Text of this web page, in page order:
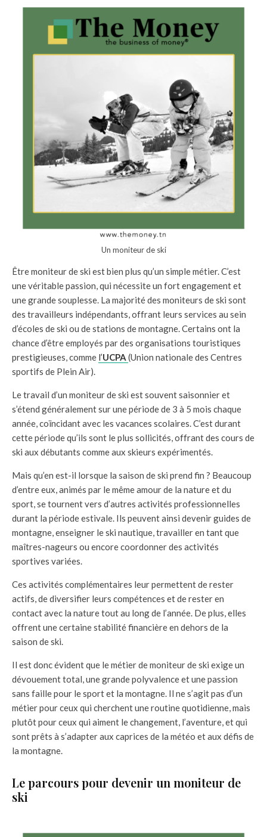
Un moniteur de ski
Être moniteur de ski est bien plus qu’un simple métier. C’est
une véritable passion, qui nécessite un fort engagement et
une grande souplesse. La majorité des moniteurs de ski sont
des travailleurs indépendants, offrant leurs services au sein
d’écoles de ski ou de stations de montagne. Certains ont la
chance d’être employés par des organisations touristiques
prestigieuses, comme l’UCPA (Union nationale des Centres
sportifs de Plein Air).
Le travail d’un moniteur de ski est souvent saisonnier et
s’étend généralement sur une période de 3 à 5 mois chaque
année, coïncidant avec les vacances scolaires. C’est durant
cette période qu’ils sont le plus sollicités, offrant des cours de
ski aux débutants comme aux skieurs expérimentés.
Mais qu’en est-il lorsque la saison de ski prend fin ? Beaucoup
d’entre eux, animés par le même amour de la nature et du
sport, se tournent vers d’autres activités professionnelles
durant la période estivale. Ils peuvent ainsi devenir guides de
montagne, enseigner le ski nautique, travailler en tant que
maîtres-nageurs ou encore coordonner des activités
sportives variées.
Ces activités complémentaires leur permettent de rester
actifs, de diversifier leurs compétences et de rester en
contact avec la nature tout au long de l’année. De plus, elles
offrent une certaine stabilité financière en dehors de la
saison de ski.
Il est donc évident que le métier de moniteur de ski exige un
dévouement total, une grande polyvalence et une passion
sans faille pour le sport et la montagne. Il ne s’agit pas d’un
métier pour ceux qui cherchent une routine quotidienne, mais
plutôt pour ceux qui aiment le changement, l’aventure, et qui
sont prêts à s’adapter aux caprices de la météo et aux défis de
la montagne.
Le parcours pour devenir un moniteur de
ski